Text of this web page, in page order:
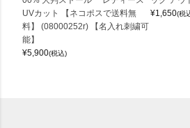
UVカット 【ネコポスで送料無
料】 (08000252r) 【名入れ刺繍可
能】
¥5,900(税込)
¥1,650(税